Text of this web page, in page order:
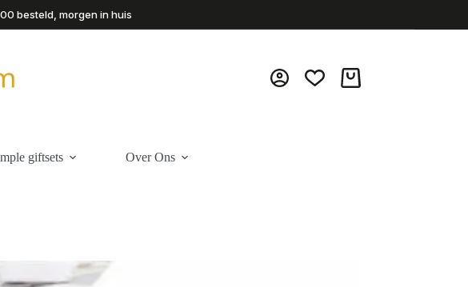
besteld, morgen in huis
Winkelwagen
giftsets Over Ons